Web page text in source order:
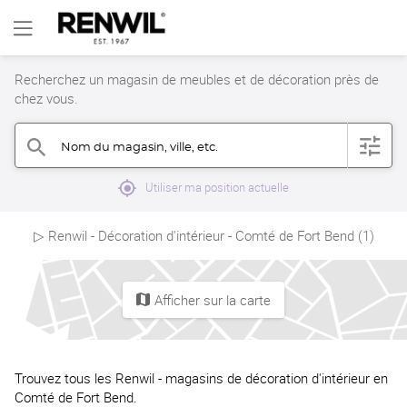
Recherchez un magasin de meubles et de décoration près de
chez vous.
search Nom du magasin, ville, etc. filter
mylocation Utiliser ma position actuelle
▷ Renwil - Décoration d'intérieur - Comté de Fort Bend (1)
map Afficher sur la carte
Trouvez tous les Renwil - magasins de décoration d'intérieur en
Comté de Fort Bend.